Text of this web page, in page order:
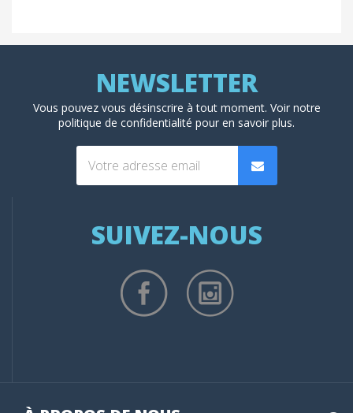
Vous pouvez vous désinscrire à tout moment. Voir notre
politique de confidentialité pour en savoir plus.
SUIVEZ-NOUS